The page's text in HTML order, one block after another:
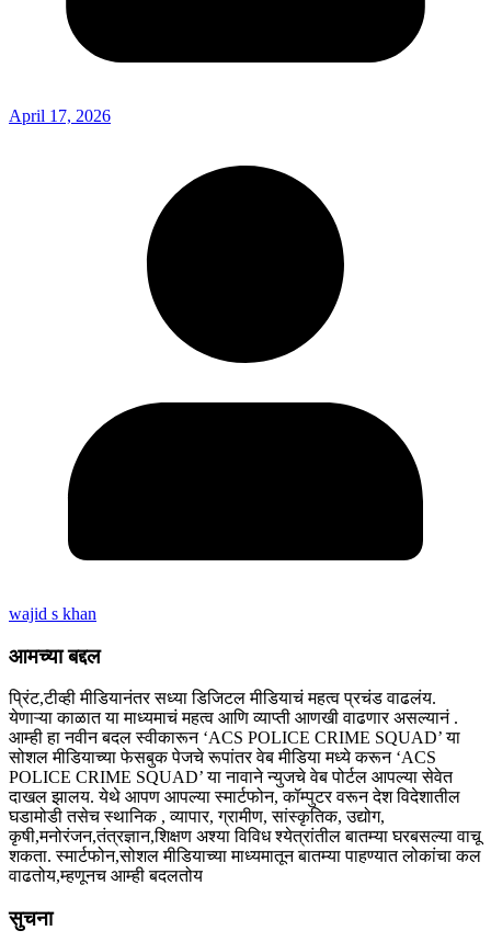
April 17, 2026
wajid s khan
आमच्या बद्दल
प्रिंट,टीव्ही मीडियानंतर सध्या डिजिटल मीडियाचं महत्व प्रचंड वाढलंय.
येणाऱ्या काळात या माध्यमाचं महत्व आणि व्याप्ती आणखी वाढणार असल्यानं .
आम्ही हा नवीन बदल स्वीकारून ‘ACS POLICE CRIME SQUAD’ या
सोशल मीडियाच्या फेसबुक पेजचे रूपांतर वेब मीडिया मध्ये करून ‘ACS
POLICE CRIME SQUAD’ या नावाने न्युजचे वेब पोर्टल आपल्या सेवेत
दाखल झालय. येथे आपण आपल्या स्मार्टफोन, कॉम्पुटर वरून देश विदेशातील
घडामोडी तसेच स्थानिक , व्यापार, ग्रामीण, सांस्कृतिक, उद्योग,
कृषी,मनोरंजन,तंत्रज्ञान,शिक्षण अश्या विविध श्येत्रांतील बातम्या घरबसल्या वाचू
शकता. स्मार्टफोन,सोशल मीडियाच्या माध्यमातून बातम्या पाहण्यात लोकांचा कल
वाढतोय,म्हणूनच आम्ही बदलतोय
सुचना